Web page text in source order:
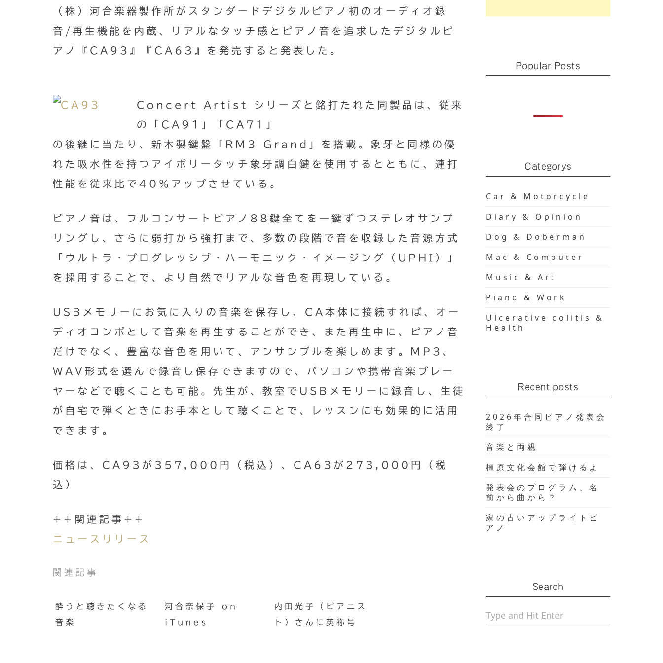
（株）河合楽器製作所がスタンダードデジタルピアノ初のオーディオ録
音/再生機能を内蔵、リアルなタッチ感とピアノ音を追求したデジタルピ
アノ『CA93』『CA63』を発売すると発表した。
Concert Artist シリーズと銘打たれた同製品は、従来
の「CA91」「CA71」
の後継に当たり、新木製鍵盤「RM3 Grand」を搭載。象牙と同様の優
れた吸水性を持つアイボリータッチ象牙調白鍵を使用するとともに、連打
性能を従来比で40％アップさせている。
ピアノ音は、フルコンサートピアノ88鍵全てを一鍵ずつステレオサンプ
リングし、さらに弱打から強打まで、多数の段階で音を収録した音源方式
「ウルトラ・プログレッシブ・ハーモニック・イメージング（UPHI）」
を採用することで、より自然でリアルな音色を再現している。
USBメモリーにお気に入りの音楽を保存し、CA本体に接続すれば、オー
ディオコンポとして音楽を再生することができ、また再生中に、ピアノ音
だけでなく、豊富な音色を用いて、アンサンブルを楽しめます。MP3、
WAV形式を選んで録音し保存できますので、パソコンや携帯音楽プレー
ヤーなどで聴くことも可能。先生が、教室でUSBメモリーに録音し、生徒
が自宅で弾くときにお手本として聴くことで、レッスンにも効果的に活用
できます。
価格は、CA93が357,000円（税込）、CA63が273,000円（税
込）
++関連記事++
ニュースリリース
関連記事
酔うと聴きたくなる
音楽
河合奈保子 on
iTunes
内田光子（ピアニス
ト）さんに英称号
Popular Posts
Categorys
Car & Motorcycle
Diary & Opinion
Dog & Doberman
Mac & Computer
Music & Art
Piano & Work
Ulcerative colitis &
Health
Recent posts
2026年合同ピアノ発表会
終了
音楽と両親
橿原文化会館で弾けるよ
発表会のプログラム、名
前から曲から？
家の古いアップライトピ
アノ
Search